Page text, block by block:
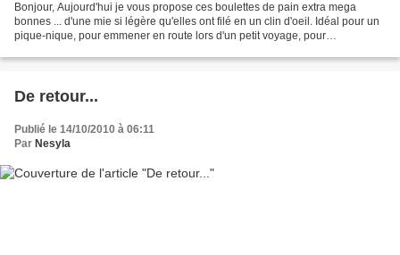
Bonjour, Aujourd'hui je vous propose ces boulettes de pain extra mega
bonnes ... d'une mie si légère qu'elles ont filé en un clin d'oeil. Idéal pour un
pique-nique, pour emmener en route lors d'un petit voyage, pour
De retour...
Publié le 14/10/2010 à 06:11
Par Nesyla